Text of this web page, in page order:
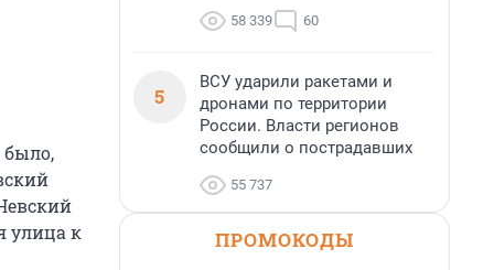
было,
улица к
58 339 60
5
ВСУ ударили ракетами и
дронами по территории
России. Власти регионов
сообщили о пострадавших
55 737
ПРОМОКОДЫ